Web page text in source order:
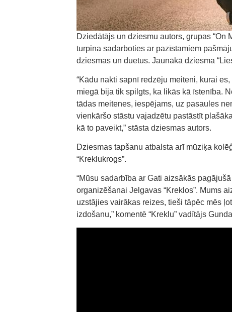
Dziedātājs un dziesmu autors, grupas “On
turpina sadarboties ar pazīstamiem
dziesmas un duetus. Jaunākā dziesma
“Kādu nakti sapnī redzēju meiteni, kurai
miegā bija tik spilgts, ka likās kā īstenība.
tādas meitenes, iespējams, uz pasaules
vienkāršo stāstu vajadzētu pastāstīt
kā to paveikt,” stāsta dziesmas autors.
Dziesmas tapšanu atbalsta arī mūziķa
“Kreklukrogs”.
“Mūsu sadarbība ar Gati aizsākās
organizēšanai Jelgavas “Kreklos”. Mums
uzstājies vairākas reizes, tieši tāpēc mēs
izdošanu,” komentē “Kreklu” vadītājs